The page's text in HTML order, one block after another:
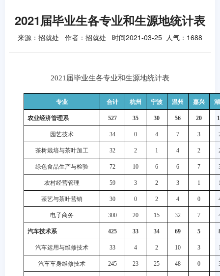
2021届毕业生各专业和生源地统计表
来源：招就处 作者：招就处 时间2021-03-25 人气： 1688
2021 届毕业生各专业和生源地统计表
专业 合计 杭州 宁波 温州 嘉兴
农业经济管理系 527 35 30 56 20
园艺技术 34 0 4 7 3
茶树栽培与茶叶加工 32 2 1 4 2
绿色食品生产与检验 72 10 6 6 7
农村经营管理 59 3 2 3 1
茶艺与茶叶营销 30 0 2 4 0
电子商务 300 20 15 32 7
汽车技术系 425 33 34 69 5
汽车运用与维修技术 33 4 2 10 3
汽车车身维修技术 245 23 25 48 0